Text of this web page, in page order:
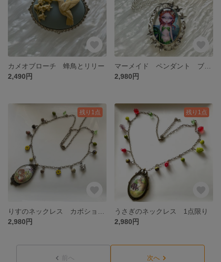
カメオブローチ 蜂鳥とリリー
2,490円
2,980円
残り1点
2,980円
残り1点
うさぎのネックレス 1点限り
2,980円
前へ 次へ